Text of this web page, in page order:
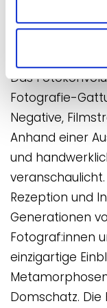
die
ihre
Das
Fotografie-
Negative,
Anhand einer
und
Rezeption und
Generationen
Fotograf:innen
einzigartige
Domschatz.